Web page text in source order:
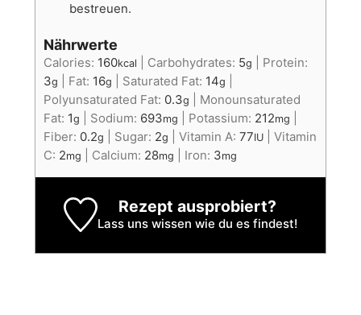
bestreuen.
Nährwerte
Calories: 160kcal Carbohydrates: 5g
Protein:
3g Fat: 16g Saturated Fat: 14g
Polyunsaturated Fat: 0.3g
Monounsaturated
Fat: 1g Sodium: 693mg Potassium: 212mg
Fiber: 0.2g Sugar: 2g Vitamin A: 77IU| Vitamin
C: 2mg Calcium: 28mg Iron: 3mg
Rezept ausprobiert?
Lass uns wissen wie du es findest!